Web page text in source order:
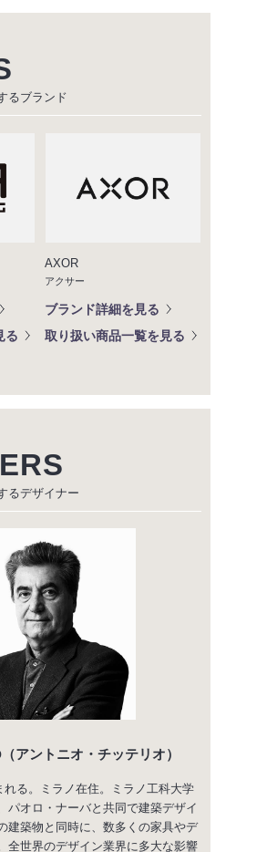
るブランド
る
AXOR
アクサー
ブランド詳細を見る
取り扱い商品一覧を見る
るデザイナー
（アントニオ・チッテリオ）
れる。ミラノ在住。ミラノ工科大学
パオロ・ナーバと共同で建築デザイ
建築物と同時に、数多くの家具やデ
全世界のデザイン業界に多大な影響